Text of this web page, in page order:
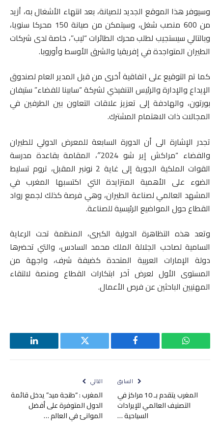
وسيوفر هذا الموقع الجديد للصيانة، بعد انتهاء الأشغال به، أزيد
من 600 منصب شغل، وسيتمكن من صيانة 150 محركا سنويا،
وبالتالي سيستجيب لطلب محرك الطائرات “ليب”، خاصة لدى شركات
الطيران المتواجدة في إفريقيا والشرق الأوسط وأوروبا.
كما تم التوقيع على اتفاقية أخرى من قبل المدير العام لصندوق
الإيداع والإدارة والرئيس التنفيذي لشركة “سابينا للفضاء” ستيفان
بورتون، والهادفة إلى تعزيز علاقات التعاون بين الطرفين في
المجالات ذات الاهتمام المشترك.
تجدر الإشارة الى أن الدورة السابعة للمعرض الدولي للطيران
والفضاء “مراكش إير شو 2024″، المقامة بقاعدة مدرسة
القوات الملكية الجوية إلى غاية 2 نونبر المقبل، تروم تسليط
الضوء على الأهمية المتزايدة التي اكتسبها المغرب في
المشهد العالمي لصناعة الطيران، وهي فرصة كذلك لجمع رواد
القطاع حول المواضيع الرئيسية للصناعة.
وتعد هذه التظاهرة الدولية الكبرى، المنظمة تحت الرعاية
السامية لصاحب الجلالة الملك محمد السادس، والتي تحضرها
دولة الإمارات العربية المتحدة كضيفة شرف، واجهة من
المستوى الأول لعرض آخر ابتكارات القطاع ومنصة لالتقاء
المهنيين الباحثين عن فرص الأعمال.
واتساب فيسبوك تويتر لينكدإن
السابق
المغرب يتقدم بـ 10 مراكز في
التصنيف العالمي للإيرادات
السياحية …
التالي
المغرب : “طنجة ميد” يدخل قائمة
الدول المتوفرة على أفضل
الموانئ في العالم …